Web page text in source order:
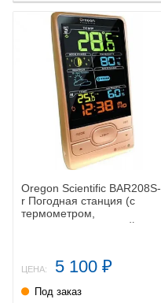
Oregon Scientific BAR208S-
r Погодная станция (с
термометром,
гигрометром, цветной
ЦЕНА: 5 100 ₽
Под заказ